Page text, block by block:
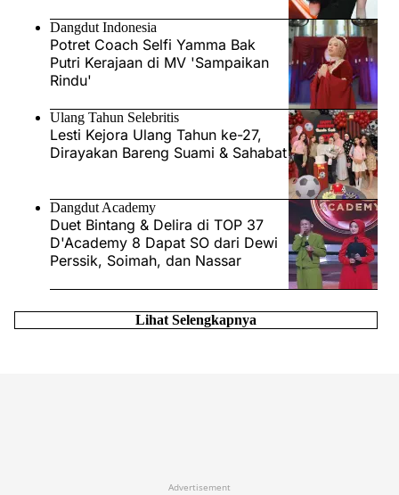
Dangdut Indonesia
Potret Coach Selfi Yamma Bak
Putri Kerajaan di MV 'Sampaikan
Rindu'
Ulang Tahun Selebritis
Lesti Kejora Ulang Tahun ke-27,
Dirayakan Bareng Suami & Sahabat
Dangdut Academy
Duet Bintang & Delira di TOP 37
D'Academy 8 Dapat SO dari Dewi
Perssik, Soimah, dan Nassar
Lihat Selengkapnya
Advertisement